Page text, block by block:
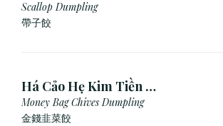
Scallop Dumpling
帶子餃
Há Cảo Hẹ Kim Tiền (3
Viên)
Money Bag Chives Dumpling
金錢韭菜餃